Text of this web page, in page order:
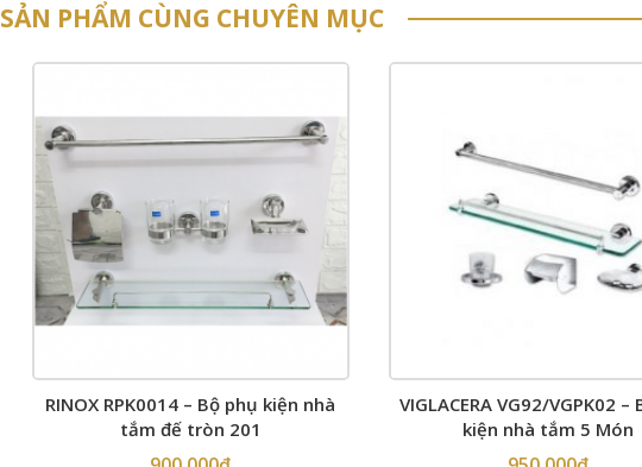
SẢN PHẨM CÙNG CHUYÊN MỤC
RINOX RPK0014 – Bộ phụ kiện nhà
tắm đế tròn 201
VIGLACERA VG92/VGPK02 –
kiện nhà tắm 5 Món